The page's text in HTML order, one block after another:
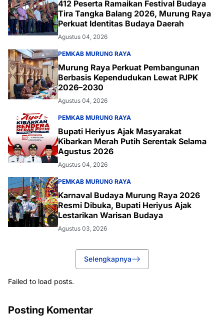
412 Peserta Ramaikan Festival Budaya
Tira Tangka Balang 2026, Murung Raya
Perkuat Identitas Budaya Daerah
Agustus 04, 2026
PEMKAB MURUNG RAYA
Murung Raya Perkuat Pembangunan
Berbasis Kependudukan Lewat PJPK
2026–2030
Agustus 04, 2026
PEMKAB MURUNG RAYA
Bupati Heriyus Ajak Masyarakat
Kibarkan Merah Putih Serentak Selama
Agustus 2026
Agustus 04, 2026
PEMKAB MURUNG RAYA
Karnaval Budaya Murung Raya 2026
Resmi Dibuka, Bupati Heriyus Ajak
Lestarikan Warisan Budaya
Agustus 03, 2026
Selengkapnya
Failed to load posts.
Posting Komentar